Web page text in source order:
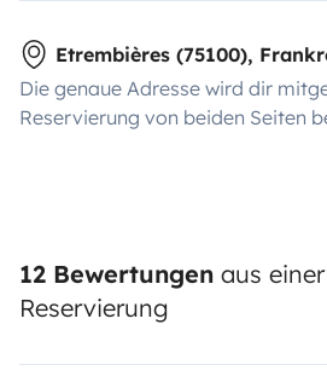
Etrembières (75100),
Die genaue Adresse wird dir
Reservierung von beiden Seiten
12 Bewertungen aus
Reservierung